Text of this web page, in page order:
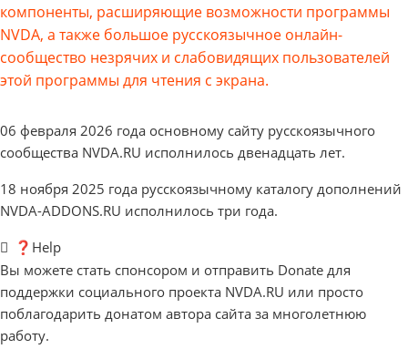
компоненты, расширяющие возможности программы
NVDA, а также большое русскоязычное онлайн-
сообщество незрячих и слабовидящих пользователей
этой программы для чтения с экрана.
06 февраля 2026 года основному сайту русскоязычного
сообщества NVDA.RU исполнилось двенадцать лет.
18 ноября 2025 года русскоязычному каталогу дополнений
NVDA-ADDONS.RU исполнилось три года.
❓Help
Вы можете стать спонсором и отправить Donate для
поддержки социального проекта NVDA.RU или просто
поблагодарить донатом автора сайта за многолетнюю
работу.